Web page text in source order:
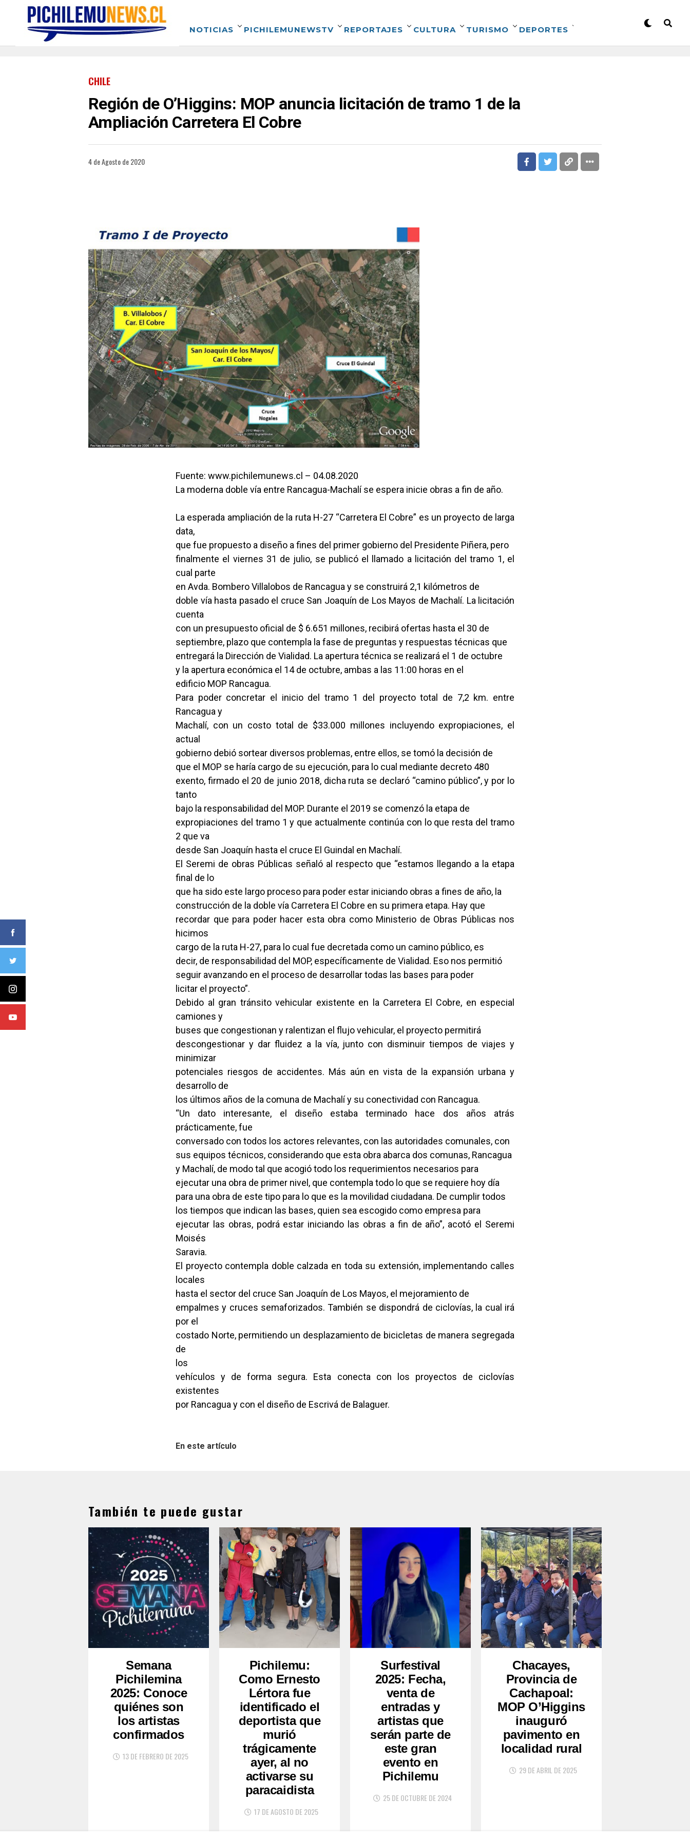
NOTICIAS PICHILEMUNEWSTV REPORTAJES CULTURA TURISMO DEPORTES
CHILE
Región de O’Higgins: MOP anuncia licitación de tramo 1 de la
Ampliación Carretera El Cobre
4 de Agosto de 2020
Fuente: www.pichilemunews.cl – 04.08.2020
La moderna doble vía entre Rancagua-Machalí se espera inicie obras a fin de año.
La esperada ampliación de la ruta H-27 “Carretera El Cobre” es un proyecto de larga
data,
que fue propuesto a diseño a fines del primer gobierno del Presidente Piñera, pero
finalmente el viernes 31 de julio, se publicó el llamado a licitación del tramo 1, el
cual parte
en Avda. Bombero Villalobos de Rancagua y se construirá 2,1 kilómetros de
doble vía hasta pasado el cruce San Joaquín de Los Mayos de Machalí. La licitación
cuenta
con un presupuesto oficial de $ 6.651 millones, recibirá ofertas hasta el 30 de
septiembre, plazo que contempla la fase de preguntas y respuestas técnicas que
entregará la Dirección de Vialidad. La apertura técnica se realizará el 1 de octubre
y la apertura económica el 14 de octubre, ambas a las 11:00 horas en el
edificio MOP Rancagua.
Para poder concretar el inicio del tramo 1 del proyecto total de 7,2 km. entre
Rancagua y
Machalí, con un costo total de $33.000 millones incluyendo expropiaciones, el
actual
gobierno debió sortear diversos problemas, entre ellos, se tomó la decisión de
que el MOP se haría cargo de su ejecución, para lo cual mediante decreto 480
exento, firmado el 20 de junio 2018, dicha ruta se declaró “camino público”, y por lo
tanto
bajo la responsabilidad del MOP. Durante el 2019 se comenzó la etapa de
expropiaciones del tramo 1 y que actualmente continúa con lo que resta del tramo
2 que va
desde San Joaquín hasta el cruce El Guindal en Machalí.
El Seremi de obras Públicas señaló al respecto que “estamos llegando a la etapa
final de lo
que ha sido este largo proceso para poder estar iniciando obras a fines de año, la
construcción de la doble vía Carretera El Cobre en su primera etapa. Hay que
recordar que para poder hacer esta obra como Ministerio de Obras Públicas nos
hicimos
cargo de la ruta H-27, para lo cual fue decretada como un camino público, es
decir, de responsabilidad del MOP, específicamente de Vialidad. Eso nos permitió
seguir avanzando en el proceso de desarrollar todas las bases para poder
licitar el proyecto”.
Debido al gran tránsito vehicular existente en la Carretera El Cobre, en especial
camiones y
buses que congestionan y ralentizan el flujo vehicular, el proyecto permitirá
descongestionar y dar fluidez a la vía, junto con disminuir tiempos de viajes y
minimizar
potenciales riesgos de accidentes. Más aún en vista de la expansión urbana y
desarrollo de
los últimos años de la comuna de Machalí y su conectividad con Rancagua.
“Un dato interesante, el diseño estaba terminado hace dos años atrás
prácticamente, fue
conversado con todos los actores relevantes, con las autoridades comunales, con
sus equipos técnicos, considerando que esta obra abarca dos comunas, Rancagua
y Machalí, de modo tal que acogió todo los requerimientos necesarios para
ejecutar una obra de primer nivel, que contempla todo lo que se requiere hoy día
para una obra de este tipo para lo que es la movilidad ciudadana. De cumplir todos
los tiempos que indican las bases, quien sea escogido como empresa para
ejecutar las obras, podrá estar iniciando las obras a fin de año”, acotó el Seremi
Moisés
Saravia.
El proyecto contempla doble calzada en toda su extensión, implementando calles
locales
hasta el sector del cruce San Joaquín de Los Mayos, el mejoramiento de
empalmes y cruces semaforizados. También se dispondrá de ciclovías, la cual irá
por el
costado Norte, permitiendo un desplazamiento de bicicletas de manera segregada
de
los
vehículos y de forma segura. Esta conecta con los proyectos de ciclovías
existentes
por Rancagua y con el diseño de Escrivá de Balaguer.
En este artículo
También te puede gustar
Semana
Pichilemina
2025: Conoce
quiénes son
los artistas
confirmados
13 DE FEBRERO DE 2025
Pichilemu:
Como Ernesto
Lértora fue
identificado el
deportista que
murió
trágicamente
ayer, al no
activarse su
paracaidista
17 DE AGOSTO DE 2025
Surfestival
2025: Fecha,
venta de
entradas y
artistas que
serán parte de
este gran
evento en
Pichilemu
25 DE OCTUBRE DE 2024
Chacayes,
Provincia de
Cachapoal:
MOP O’Higgins
inauguró
pavimento en
localidad rural
29 DE ABRIL DE 2025